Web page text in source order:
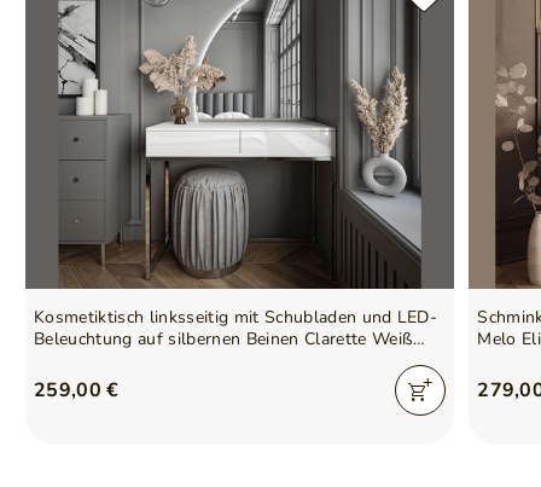
schönes Aussehen verleihen.
Gestell aus pulverbeschichtetem Stahl mit 18 mm Profil,
um Stabilität und Widerstandsfähigkeit gegen
Beschädigungen und Rost zu gewährleisten.
Möbel zur Selbstmontage
Kosmetiktisch linksseitig mit Schubladen und LED-
Beleuchtung auf silbernen Beinen Clarette Weiß
259,00 €
Melo